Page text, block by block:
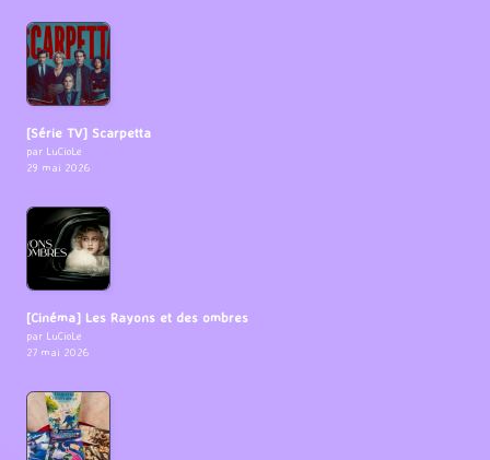
[Série TV] Scarpetta
par LuCioLe
29 mai 2026
[Cinéma] Les Rayons et des ombres
par LuCioLe
27 mai 2026